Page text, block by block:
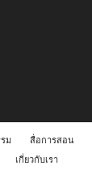
ม สื่อการสอน
เกี่ยวกับเรา